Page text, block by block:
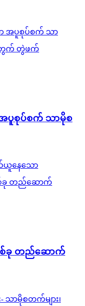
အပူစုပ်စက် သာမိုစ
စ်ခု တည်ဆောက်